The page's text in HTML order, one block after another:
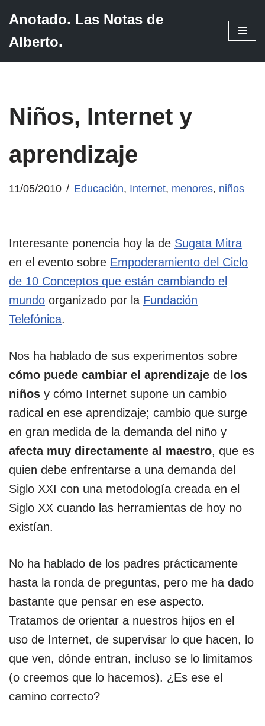
Saltar
Anotado. Las Notas de
Alberto.
Niños, Internet y
aprendizaje
11/05/2010 Educación, Internet, menores, niños
Interesante ponencia hoy la de Sugata Mitra
en el evento sobre Empoderamiento del Ciclo
de 10 Conceptos que están cambiando el
mundo organizado por la Fundación
Telefónica.
Nos ha hablado de sus experimentos sobre
cómo puede cambiar el aprendizaje de los
niños y cómo Internet supone un cambio
radical en ese aprendizaje; cambio que surge
en gran medida de la demanda del niño y
afecta muy directamente al maestro, que es
quien debe enfrentarse a una demanda del
Siglo XXI con una metodología creada en el
Siglo XX cuando las herramientas de hoy no
existían.
No ha hablado de los padres prácticamente
hasta la ronda de preguntas, pero me ha dado
bastante que pensar en ese aspecto.
Tratamos de orientar a nuestros hijos en el
uso de Internet, de supervisar lo que hacen, lo
que ven, dónde entran, incluso se lo limitamos
(o creemos que lo hacemos). ¿Es ese el
camino correcto?